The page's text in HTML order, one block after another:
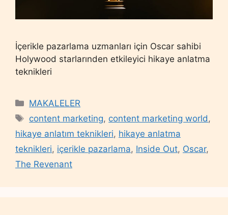
İçerikle pazarlama uzmanları için Oscar sahibi
Holywood starlarınden etkileyici hikaye anlatma
teknikleri
Categories
MAKALELER
Tags
content marketing, content marketing world,
hikaye anlatım teknikleri, hikaye anlatma
teknikleri, içerikle pazarlama, Inside Out, Oscar,
The Revenant